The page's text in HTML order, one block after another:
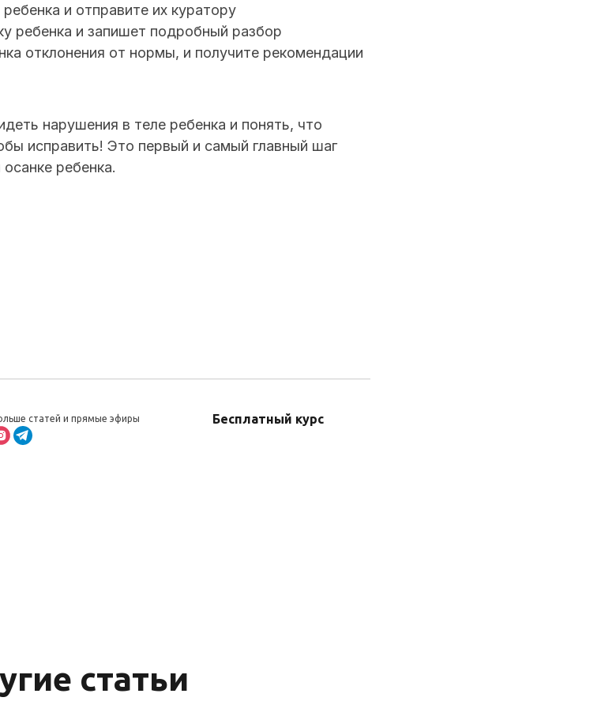
и отправите их куратору
ребенка и запишет подробный разбор
отклонения от нормы, и получите рекомендации
нарушения в теле ребенка и понять, что
исправить! Это первый и самый главный шаг
ребенка.
статей и прямые эфиры Бесплатный курс
статьи